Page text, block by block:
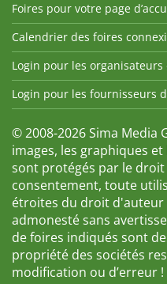
Foires pour votre page
Calendrier des foires
Login pour les organisateurs
Login pour les fournisseurs
© 2008-2026 Sima Media
images, les graphiques
sont protégés par le droit
consentement, toute
étroites du droit d'auteur
admonesté sans
de foires indiqués sont
propriété des sociétés
modification ou d’erreur